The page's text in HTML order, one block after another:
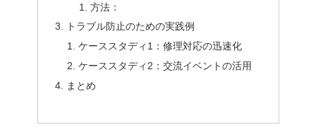
方法：
トラブル防止のための実践例
ケーススタディ1：修理対応の迅速化
ケーススタディ2：交流イベントの活用
まとめ